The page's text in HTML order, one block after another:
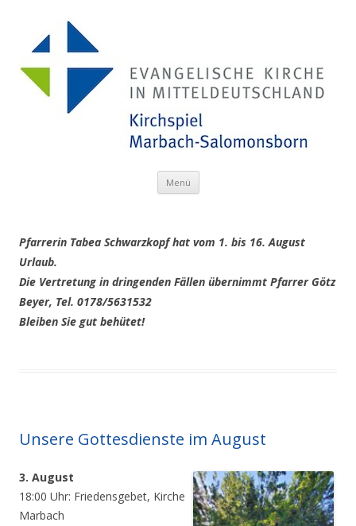
Menü
Pfarrerin Tabea Schwarzkopf hat vom 1. bis 16. August
Urlaub.
Die Vertretung in dringenden Fällen übernimmt Pfarrer Götz
Beyer, Tel. 0178/5631532
Bleiben Sie gut behütet!
Unsere Gottesdienste im August
3. August
18:00 Uhr: Friedensgebet, Kirche
Marbach